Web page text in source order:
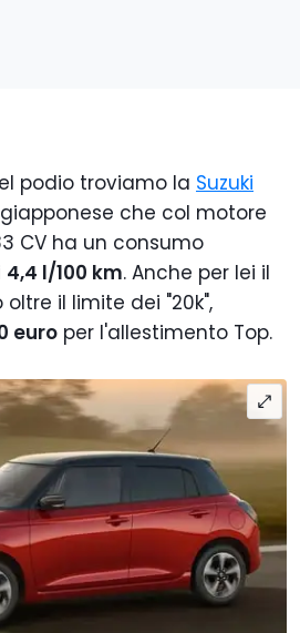
podio troviamo la Suzuki
che col motore
CV ha un consumo
4,4 l/100 km. Anche per lei il
il limite dei "20k",
euro per l'allestimento Top.